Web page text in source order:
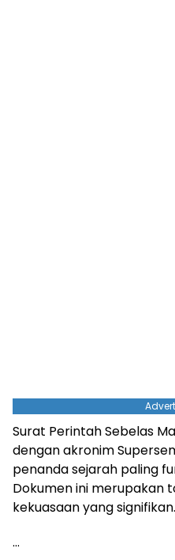
Surat Perintah Sebelas
dengan akronim
penanda sejarah paling
Dokumen ini merupakan
kekuasaan yang signifikan.
…